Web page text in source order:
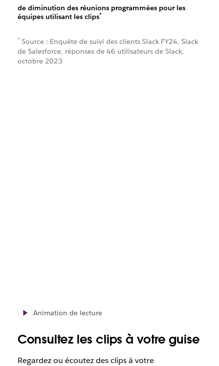
de diminution des réunions programmées pour les
équipes utilisant les clips*
* Source : Enquête de suivi des clients Slack FY24, Slack
de Salesforce, réponses de 46 utilisateurs de Slack,
octobre 2023
Animation de lecture
Consultez les clips à votre guise
Regardez ou écoutez des clips à votre